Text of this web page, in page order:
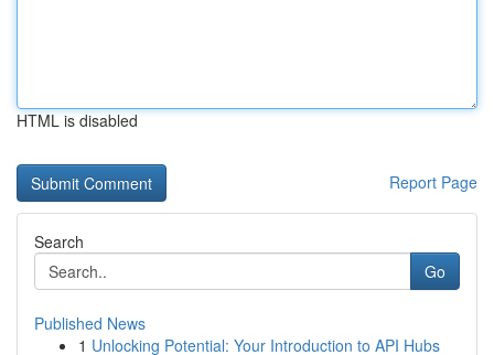
HTML is disabled
Report Page
Search
Go
Published News
1 Unlocking Potential: Your Introduction to API Hubs